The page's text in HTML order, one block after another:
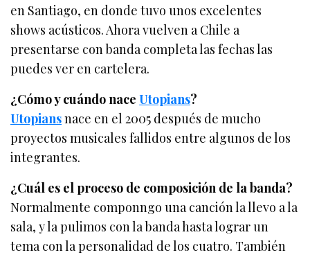
en Santiago, en donde tuvo unos excelentes
shows acústicos. Ahora vuelven a Chile a
presentarse con banda completa las fechas las
puedes ver en cartelera.
¿Cómo y cuándo naceUtopians?
Utopiansnace en el 2005 después de mucho
proyectos musicales fallidos entre algunos de los
integrantes.
¿Cuál es el proceso de composición de la banda?
Normalmente componngo una canción la llevo a la
sala, y la pulimos con la banda hasta lograr un
tema con la personalidad de los cuatro. También